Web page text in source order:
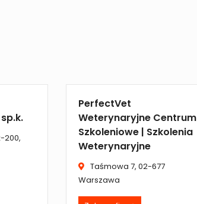
sp.k.
200,
PerfectVet
Weterynaryjne Centrum
Szkoleniowe | Szkolenia
Weterynaryjne
Taśmowa 7, 02-677
Warszawa